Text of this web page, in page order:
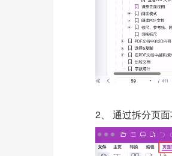
2、 通过拆分页